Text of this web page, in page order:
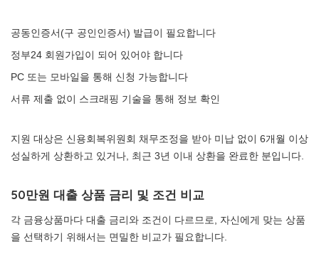
공동인증서(구 공인인증서) 발급이 필요합니다
정부24 회원가입이 되어 있어야 합니다
PC 또는 모바일을 통해 신청 가능합니다
서류 제출 없이 스크래핑 기술을 통해 정보 확인
지원 대상은 신용회복위원회 채무조정을 받아 미납 없이 6개월 이상
성실하게 상환하고 있거나, 최근 3년 이내 상환을 완료한 분입니다.
50만원 대출 상품 금리 및 조건 비교
각 금융상품마다 대출 금리와 조건이 다르므로, 자신에게 맞는 상품
을 선택하기 위해서는 면밀한 비교가 필요합니다.